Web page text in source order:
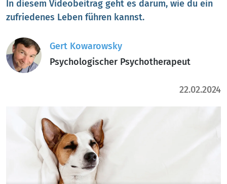
In diesem Videobeitrag geht es darum, wie du ein
zufriedenes Leben führen kannst.
Gert Kowarowsky
Psychologischer Psychotherapeut
22.02.2024